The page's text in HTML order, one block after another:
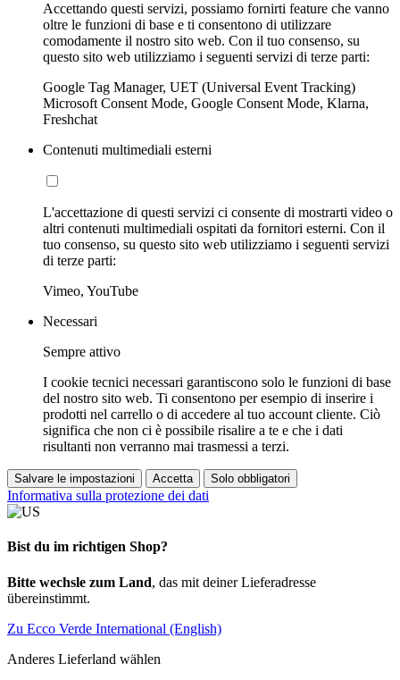
Accettando questi servizi, possiamo fornirti feature che vanno
oltre le funzioni di base e ti consentono di utilizzare
comodamente il nostro sito web. Con il tuo consenso, su
questo sito web utilizziamo i seguenti servizi di terze parti:
Google Tag Manager, UET (Universal Event Tracking)
Microsoft Consent Mode, Google Consent Mode, Klarna,
Freshchat
Contenuti multimediali esterni
L'accettazione di questi servizi ci consente di mostrarti video o
altri contenuti multimediali ospitati da fornitori esterni. Con il
tuo consenso, su questo sito web utilizziamo i seguenti servizi
di terze parti:
Vimeo, YouTube
Necessari
Sempre attivo
I cookie tecnici necessari garantiscono solo le funzioni di base
del nostro sito web. Ti consentono per esempio di inserire i
prodotti nel carrello o di accedere al tuo account cliente. Ciò
significa che non ci è possibile risalire a te e che i dati
risultanti non verranno mai trasmessi a terzi.
Salvare le impostazioni Accetta Solo obbligatori
Informativa sulla protezione dei dati
Bist du im richtigen Shop?
Bitte wechsle zum Land, das mit deiner Lieferadresse
übereinstimmt.
Zu Ecco Verde International (English)
Anderes Lieferland wählen